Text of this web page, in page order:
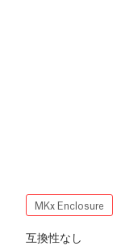
MKx Enclosure
互換性なし